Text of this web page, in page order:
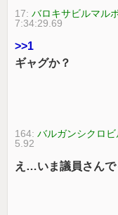
17:バロキサビルマル
7:34:29.69
>>1
ギャグか？
164:バルガンシクロ
5.92
え…いま議員さん